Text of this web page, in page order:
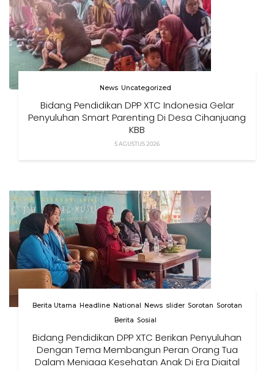
News Uncategorized
Bidang Pendidikan DPP XTC Indonesia Gelar
Penyuluhan Smart Parenting Di Desa Cihanjuang
KBB
5 AGUSTUS 2026
Berita Utama Headline National News slider Sorotan Sorotan
Berita Sosial
Bidang Pendidikan DPP XTC Berikan Penyuluhan
Dengan Tema Membangun Peran Orang Tua
Dalam Menjaga Kesehatan Anak Di Era Digital